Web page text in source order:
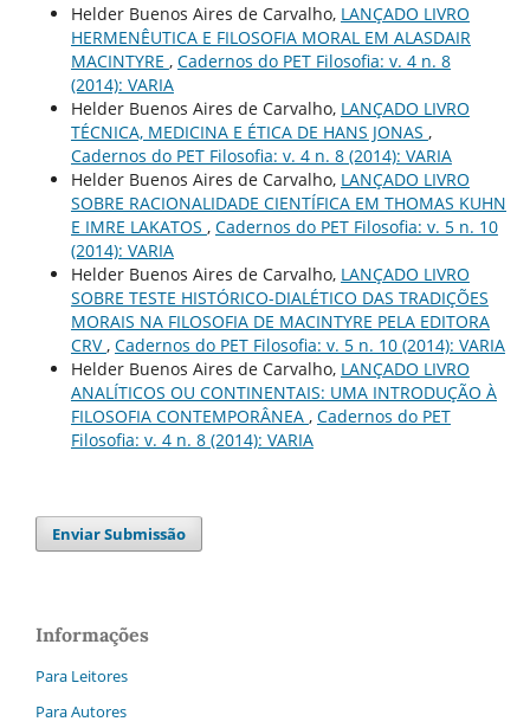
Helder Buenos Aires de Carvalho, LANÇADO LIVRO
HERMENÊUTICA E FILOSOFIA MORAL EM ALASDAIR
MACINTYRE , Cadernos do PET Filosofia: v. 4 n. 8
(2014): VARIA
Helder Buenos Aires de Carvalho, LANÇADO LIVRO
TÉCNICA, MEDICINA E ÉTICA DE HANS JONAS ,
Cadernos do PET Filosofia: v. 4 n. 8 (2014): VARIA
Helder Buenos Aires de Carvalho, LANÇADO LIVRO
SOBRE RACIONALIDADE CIENTÍFICA EM THOMAS KUHN
E IMRE LAKATOS , Cadernos do PET Filosofia: v. 5 n. 10
(2014): VARIA
Helder Buenos Aires de Carvalho, LANÇADO LIVRO
SOBRE TESTE HISTÓRICO-DIALÉTICO DAS TRADIÇÕES
MORAIS NA FILOSOFIA DE MACINTYRE PELA EDITORA
CRV, Cadernos do PET Filosofia: v. 5 n. 10 (2014): VARIA
Helder Buenos Aires de Carvalho, LANÇADO LIVRO
ANALÍTICOS OU CONTINENTAIS: UMA INTRODUÇÃO À
FILOSOFIA CONTEMPORÂNEA , Cadernos do PET
Filosofia: v. 4 n. 8 (2014): VARIA
Enviar Submissão
Informações
Para Leitores
Para Autores